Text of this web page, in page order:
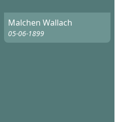
Malchen Wallach
05-06-1899